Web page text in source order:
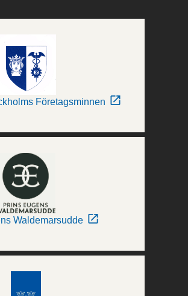
Företagsminnen
Waldemarsudde